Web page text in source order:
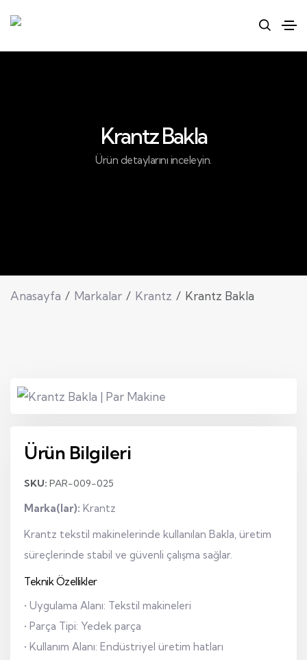
Krantz Bakla
Ürün detaylarını inceleyin.
Anasayfa Markalar Krantz Krantz Bakla
Ürün Bilgileri
SKU: PAR-009-025
Marka(lar): Krantz
Krantz tekstil makinelerinde kullanılan Bakla, üretim
süreçlerinde stabil ve güvenli çalışma sağlar.
Teknik Özellikler
• Uygulama Alanı: Tekstil makineleri
• Parça Tipi: Yedek parça
• Kullanım Alanı: Endüstriyel üretim hatları